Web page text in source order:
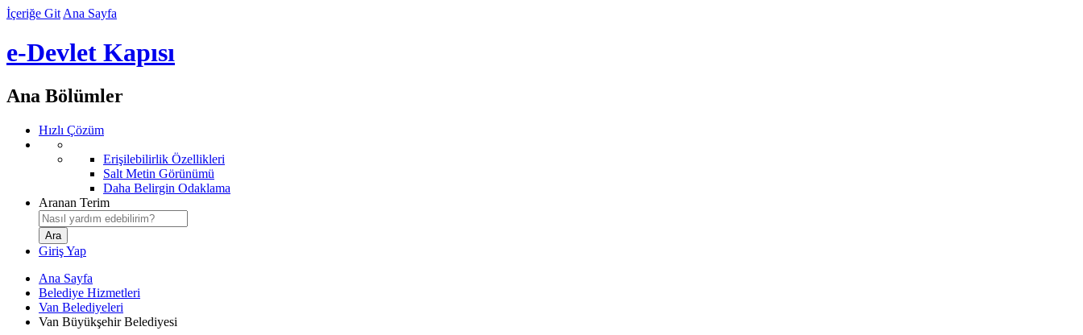
İçeriğe Git Ana Sayfa
e-Devlet Kapısı
Ana Bölümler
Hızlı Çözüm
Erişilebilirlik Özellikleri
Salt Metin Görünümü
Daha Belirgin Odaklama
Aranan Terim
Giriş Yap
Ana Sayfa
Belediye Hizmetleri
Van Belediyeleri
Van Büyükşehir Belediyesi